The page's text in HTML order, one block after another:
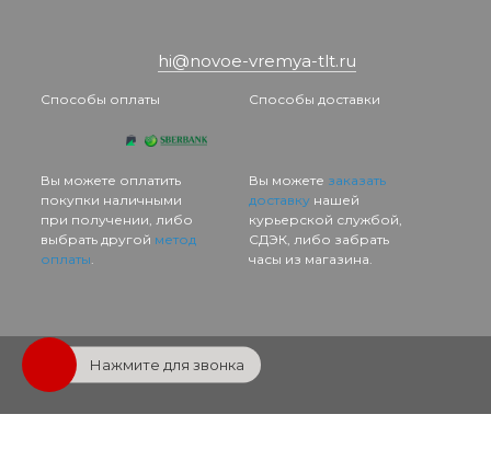
hi@novoe-vremya-tlt.ru
Способы оплаты
Вы можете оплатить
покупки наличными
при получении, либо
выбрать другой метод
оплаты.
Способы доставки
Вы можете заказать
доставкунашей
курьерской службой,
СДЭК, либо забрать
часы из магазина.
Нажмите для звонка